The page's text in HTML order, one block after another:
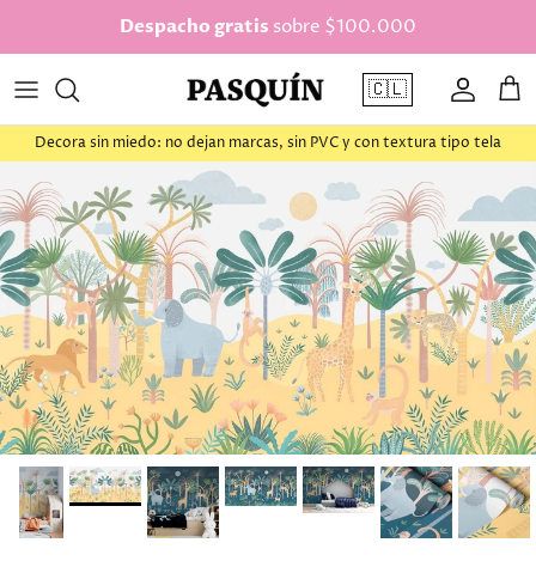
Despacho gratis sobre $100.000
🇨🇱 Cuenta
Decora sin miedo: no dejan marcas, sin PVC y con textura tipo tela